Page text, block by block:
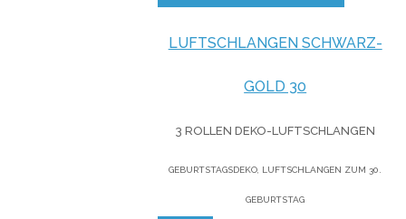
LUFTSCHLANGEN SCHWARZ-
GOLD 30
3 ROLLEN DEKO-LUFTSCHLANGEN
GEBURTSTAGSDEKO, LUFTSCHLANGEN ZUM 30.
GEBURTSTAG